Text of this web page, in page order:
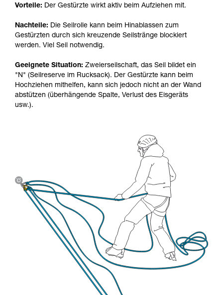
Vorteile: Der Gestürzte wirkt aktiv beim Aufziehen mit.
Nachteile: Die Seilrolle kann beim Hinablassen zum
Gestürzten durch sich kreuzende Seilstränge blockiert
werden. Viel Seil notwendig.
Geeignete Situation: Zweierseilschaft, das Seil bildet ein
"N" (Seilreserve im Rucksack). Der Gestürzte kann beim
Hochziehen mithelfen, kann sich jedoch nicht an der Wand
abstützen (überhängende Spalte, Verlust des Eisgeräts
usw.).